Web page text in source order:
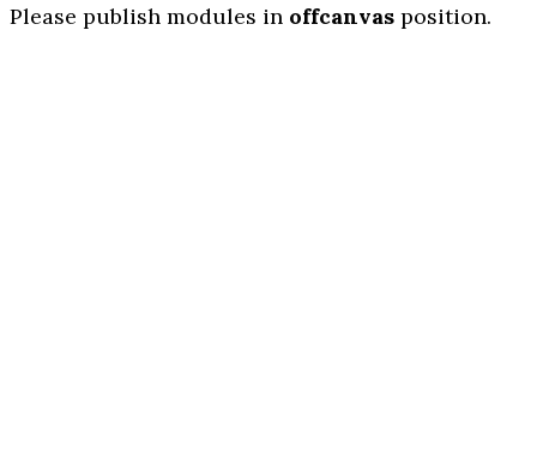
Please publish modules in offcanvas position.